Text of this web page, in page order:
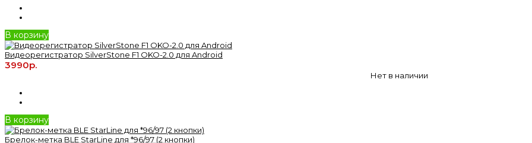
В корзину
Видеорегистратор SilverStone F1 OKO-2.0 для Android
3990р.
Нет в наличии
В корзину
Брелок-метка BLE StarLine для *96/97 (2 кнопки)